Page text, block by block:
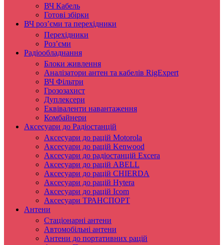
ВЧ Кабель
Готові збірки
ВЧ роз’єми та перехідники
Перехідники
Роз’єми
Радіообладнання
Блоки живлення
Аналізатори антен та кабелів RigExpert
ВЧ Фільтри
Грозозахист
Дуплексери
Еквіваленти навантаження
Комбайнери
Аксесуари до Радіостанцій
Аксесуари до рацій Motorola
Аксесуари до рацій Kenwood
Аксесуари до радіостанцій Excera
Аксесуари до рацій ABELL
Аксесуари до рацій CHIERDA
Аксесуари до рацій Hytera
Аксесуари до рацій Icom
Аксесуари ТРАНСПОРТ
Антени
Стаціонарні антени
Автомобільні антени
Антени до портативних рацій